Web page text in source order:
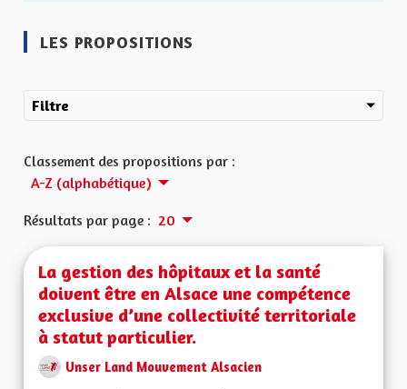
LES PROPOSITIONS
Filtre
Classement des propositions par :
A-Z (alphabétique)
Résultats par page : 20
La gestion des hôpitaux et la santé
doivent être en Alsace une compétence
exclusive d’une collectivité territoriale
à statut particulier.
Unser Land Mouvement Alsacien